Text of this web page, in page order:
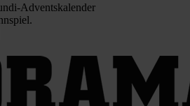
Adventskalender